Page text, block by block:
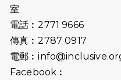
2026-07-02
2026-06-25
（19:00
室
電話︰2771 9666
傳真︰2787 0917
電郵︰
Facebook︰